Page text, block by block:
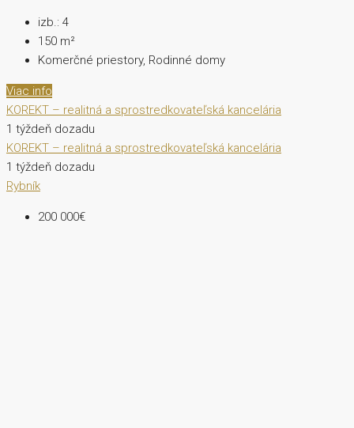
izb.: 4
150 m²
Komerčné priestory, Rodinné domy
Viac info
KOREKT – realitná a sprostredkovateľská kancelária
1 týždeň dozadu
KOREKT – realitná a sprostredkovateľská kancelária
1 týždeň dozadu
Rybník
200 000€